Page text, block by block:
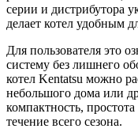
серии и дистрибутора
делает котел удобным
Для пользователя это
систему без лишнего
котел Kentatsu можно
небольшого дома или
компактность,
течение всего сезона.